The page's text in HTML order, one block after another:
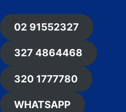
02 91552327
327 4864468
320 1777780
WHATSAPP